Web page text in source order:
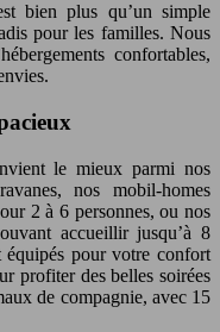
bien plus qu’un simple
pour les familles. Nous
confortables,
le mieux parmi nos
nos mobil-homes
2 à 6 personnes, ou nos
accueillir jusqu’à 8
équipés pour votre confort
profiter des belles soirées
de compagnie, avec 15